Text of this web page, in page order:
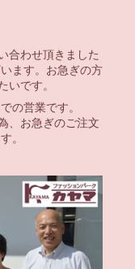
合わせ頂きました
ます。お急ぎの方
いです。
の営業です。
、お急ぎのご注文
。